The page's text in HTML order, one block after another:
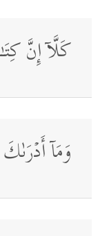
كَلَّاۤ إِنَّ
وَمَاۤ